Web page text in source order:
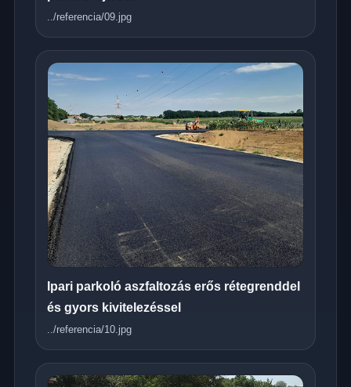
../referencia/09.jpg
Ipari parkoló aszfaltozás erős rétegrenddel
és gyors kivitelezéssel
../referencia/10.jpg